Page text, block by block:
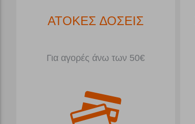
ΑΤΟΚΕΣ ΔΟΣΕΙΣ
Για αγορές άνω των 50€